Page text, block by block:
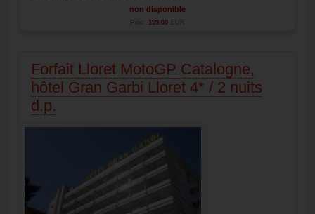
non disponible
Prix: 199.00 EUR
Forfait Lloret MotoGP Catalogne,
hôtel Gran Garbi Lloret 4* / 2 nuits
d.p.